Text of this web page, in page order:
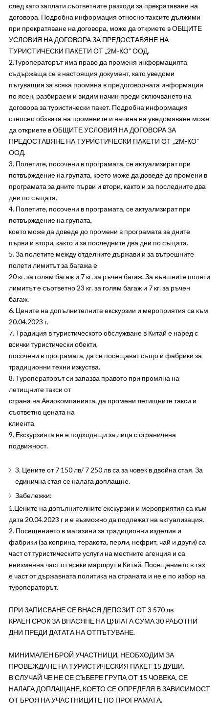
след като заплати съответните разходи за прекратяване на
договора. Подробна информация относно таксите дължими
при прекратяване на договора, може да откриете в ОБЩИТЕ
УСЛОВИЯ НА ДОГОВОРА ЗА ПРЕДОСТАВЯНЕ НА
ТУРИСТИЧЕСКИ ПАКЕТИ ОТ „2М-КО” ООД.
2.Туроператорът има право да променя информацията
съдържаща се в настоящия документ, като уведоми
пътуващия за всяка промяна в предоговорната информация
по ясен, разбираем и видим начин преди сключването на
договора за туристически пакет. Подробна информация
относно обхвата на промените и начина на уведомяване може
да откриете в ОБЩИТЕ УСЛОВИЯ НА ДОГОВОРА ЗА
ПРЕДОСТАВЯНЕ НА ТУРИСТИЧЕСКИ ПАКЕТИ ОТ „2М-КО”
ООД.
3. Полетите, посочени в програмата, се актуализират при
потвърждение на групата, което може да доведе до промени в
програмата за дните първи и втори, както и за последните два
дни по същата.
4. Полетите, посочени в програмата, се актуализират при
потвърждение на групата,
което може да доведе до промени в програмата за дните
първи и втори, както и за последните два дни по същата.
5. За полетите между отделните държави и за вътрешните
полети лимитът за багажа е
20 кг. за голям багаж и 7 кг. за ръчен багаж. За външните полети
лимитът е съответно 23 кг. за голям багаж и 7 кг. за ръчен
багаж.
6. Цените на допълнителните екскурзии и мероприятия са към
20.04.2023 г.
7. Традиция в туристическото обслужване в Китай е наред с
всички туристически обекти,
посочени в програмата, да се посещават също и фабрики за
традиционни техни изкуства.
8. Туроператорът си запазва правото при промяна на
летищните такси от
страна на Авиокомпанията, да промени летищните такси и
съответно цената на
клиента.
9. Екскурзията не е подходящи за лица с ограничена
подвижност.
3. Цените от 7 150 лв/ 7 250 лв са за човек в двойна стая. За
единична стая се налага доплащне.
Забележки:
1.Цените на допълнителните екскурзии и мероприятия са към
дата 20.04.2023 г и е възможно да подлежат на актуализация.
2. Посещението в магазини за традиционни изделия и
фабрики (за коприна, теракота, перли, нефрит, чай и други) са
част от туристическите услуги на местните агенция и са
неизменна част от всеки маршрут в Китай. Посещението в тях
е част от държавната политика на страната и не е по избор на
туроператорът.
ПРИ ЗАПИСВАНЕ СЕ ВНАСЯ ДЕПОЗИТ ОТ 3 570 лв
КРАЕН СРОК ЗА ВНАСЯНЕ НА ЦЯЛАТА СУМА 30 РАБОТНИ
ДНИ ПРЕДИ ДАТАТА НА ОТПЪТУВАНЕ.
МИНИМАЛЕН БРОЙ УЧАСТНИЦИ, НЕОБХОДИМ ЗА
ПРОВЕЖДАНЕ НА ТУРИСТИЧЕСКИЯ ПАКЕТ 15 ДУШИ.
В СЛУЧАЙ ЧЕ НЕ СЕ СЪБЕРЕ ГРУПА ОТ 15 ЧОВЕКА, СЕ
НАЛАГА ДОПЛАЩАНЕ, КОЕТО СЕ ОПРЕДЕЛЯ В ЗАВИСИМОСТ
ОТ БРОЯ НА УЧАСТНИЦИТЕ ПО ПРОГРАМАТА.